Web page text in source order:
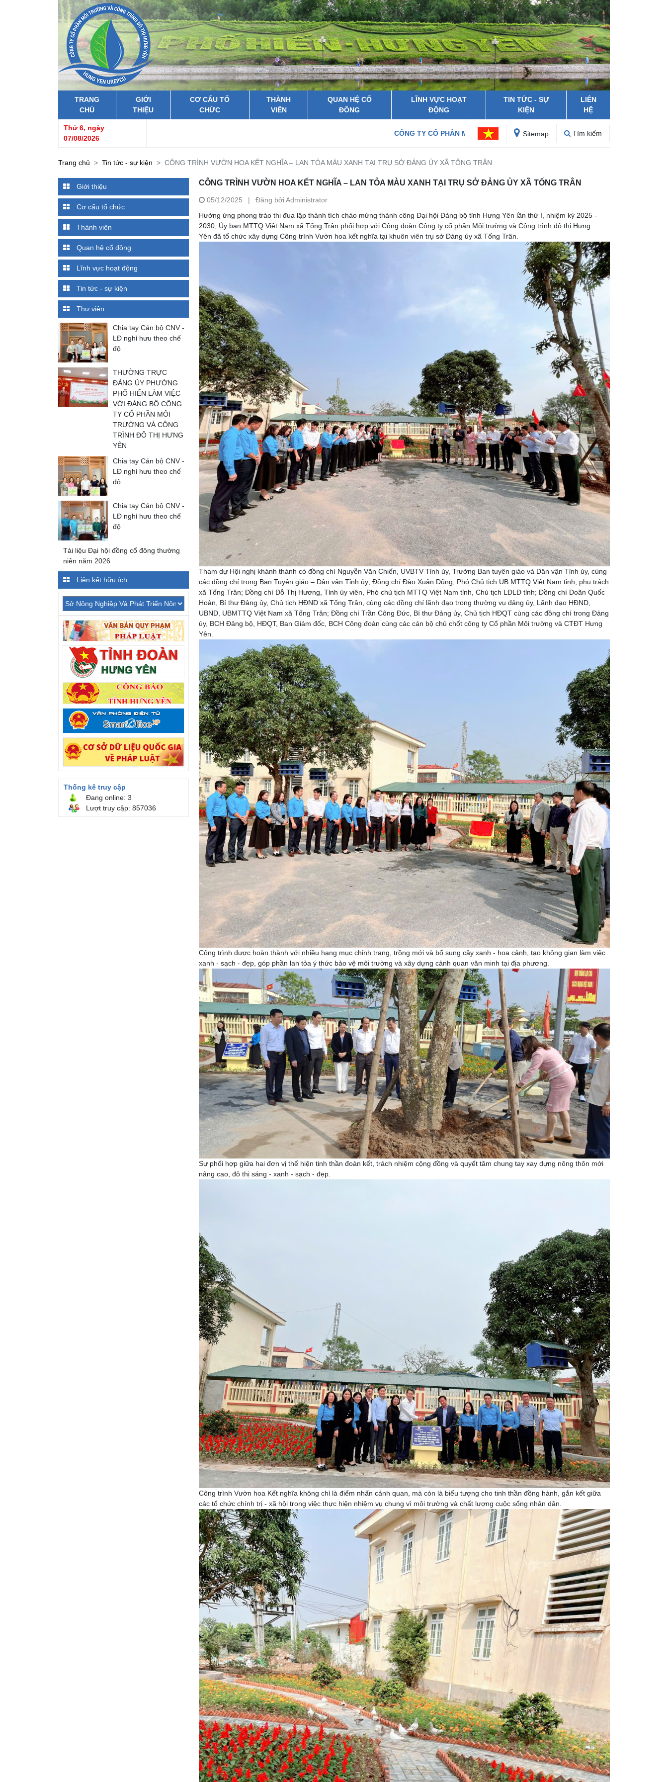
TRANG
CHỦ
GIỚI
THIỆU
CƠ CẤU TỔ
CHỨC
THÀNH
VIÊN
QUAN HỆ CỔ
ĐÔNG
LĨNH VỰC HOẠT
ĐỘNG
TIN TỨC - SỰ
KIỆN
LIÊN
HỆ
Thứ 6, ngày
07/08/2026
CÔNG TY CỔ PHẦN MÔI TRƯỜNG VÀ CÔNG TRÌNH ĐÔ THỊ HƯNG YÊN
Sitemap Tìm kiếm
Trang chủ Tin tức - sự kiện CÔNG TRÌNH VƯỜN HOA KẾT NGHĨA – LAN TỎA MÀU XANH TẠI TRỤ SỞ ĐẢNG ỦY XÃ TỐNG TRÂN
Giới thiệu
Cơ cấu tổ chức
Thành viên
Quan hệ cổ đông
Lĩnh vực hoạt động
Tin tức - sự kiện
Thư viện
Chia tay Cán bộ CNV -
LĐ nghỉ hưu theo chế
độ
THƯỜNG TRỰC
ĐẢNG ỦY PHƯỜNG
PHỐ HIẾN LÀM VIỆC
VỚI ĐẢNG BỘ CÔNG
TY CỔ PHẦN MÔI
TRƯỜNG VÀ CÔNG
TRÌNH ĐÔ THỊ HƯNG
YÊN
Chia tay Cán bộ CNV -
LĐ nghỉ hưu theo chế
độ
Chia tay Cán bộ CNV -
LĐ nghỉ hưu theo chế
độ
Tài liệu Đại hội đồng cổ đông thường
niên năm 2026
Liên kết hữu ích
Thống kê truy cập
Đang online: 3
Lượt truy cập: 857036
CÔNG TRÌNH VƯỜN HOA KẾT NGHĨA – LAN TỎA MÀU XANH TẠI TRỤ SỞ ĐẢNG ỦY XÃ TỐNG TRÂN
05/12/2025 | Đăng bởi Administrator
Hưởng ứng phong trào thi đua lập thành tích chào mừng thành công Đại hội Đảng bộ tỉnh Hưng Yên lần thứ I, nhiệm kỳ 2025 -
2030, Ủy ban MTTQ Việt Nam xã Tống Trân phối hợp với Công đoàn Công ty cổ phần Môi trường và Công trình đô thị Hưng
Yên đã tổ chức xây dựng Công trình Vườn hoa kết nghĩa tại khuôn viên trụ sở Đảng ủy xã Tống Trân.
Tham dự Hội nghị khánh thành có đồng chí Nguyễn Văn Chiến, UVBTV Tỉnh ủy, Trưởng Ban tuyên giáo và Dân vận Tỉnh ủy, cùng
các đồng chí trong Ban Tuyên giáo – Dân vận Tỉnh ủy; Đồng chí Đào Xuân Dũng, Phó Chủ tịch UB MTTQ Việt Nam tỉnh, phụ trách
xã Tống Trân; Đồng chí Đỗ Thị Hương, Tỉnh ủy viên, Phó chủ tịch MTTQ Việt Nam tỉnh, Chủ tịch LĐLĐ tỉnh; Đồng chí Doãn Quốc
Hoàn, Bí thư Đảng ủy, Chủ tịch HĐND xã Tống Trân, cùng các đồng chí lãnh đạo trong thường vụ đảng ủy, Lãnh đạo HĐND,
UBND, UBMTTQ Việt Nam xã Tống Trân; Đồng chí Trần Công Đức, Bí thư Đảng ủy, Chủ tịch HĐQT cùng các đồng chí trong Đảng
ủy, BCH Đảng bộ, HĐQT, Ban Giám đốc, BCH Công đoàn cùng các cán bộ chủ chốt công ty Cổ phần Môi trường và CTĐT Hưng
Yên.
Công trình được hoàn thành với nhiều hạng mục chỉnh trang, trồng mới và bổ sung cây xanh - hoa cảnh, tạo không gian làm việc
xanh - sạch - đẹp, góp phần lan tỏa ý thức bảo vệ môi trường và xây dựng cảnh quan văn minh tại địa phương.
Sự phối hợp giữa hai đơn vị thể hiện tinh thần đoàn kết, trách nhiệm cộng đồng và quyết tâm chung tay xay dựng nông thôn mới
nâng cao, đô thị sáng - xanh - sạch - đẹp.
Công trình Vườn hoa Kết nghĩa không chỉ là điểm nhấn cảnh quan, mà còn là biểu tượng cho tinh thần đồng hành, gắn kết giữa
các tổ chức chính trị - xã hội trong việc thực hiện nhiệm vụ chung vì môi trường và chất lượng cuộc sống nhân dân.